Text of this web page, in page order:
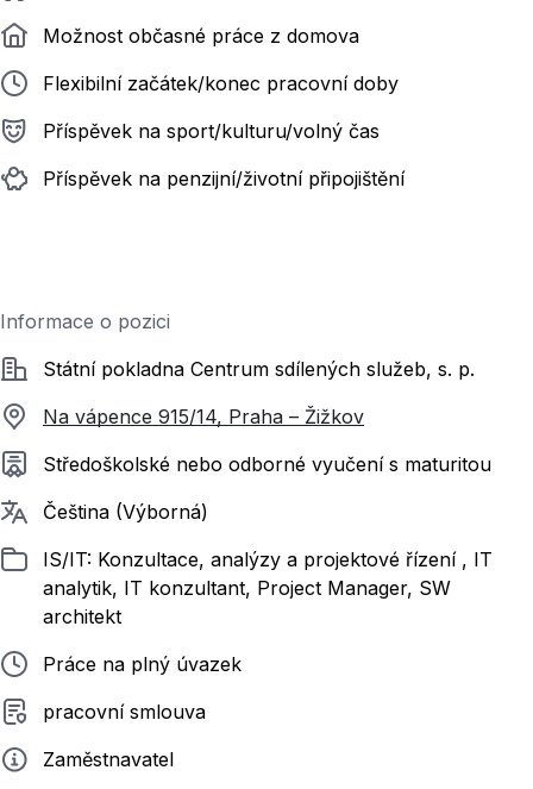
Možnost občasné práce z domova
Flexibilní začátek/konec pracovní doby
Příspěvek na sport/kulturu/volný čas
Příspěvek na penzijní/životní připojištění
Informace o pozici
SpolečnostStátní pokladna Centrum sdílených služeb, s. p.
Na vápence 915/14, Praha – Žižkov
Požadované vzdělání
Středoškolské nebo odborné vyučení s maturitou
Požadované jazyky
Čeština (Výborná)
ZařazenoIS/IT: Konzultace, analýzy a projektové řízení , IT
analytik, IT konzultant, Project Manager, SW
architekt
Typ pracovního poměru
Práce na plný úvazek
Typ smluvního vztahu
pracovní smlouva
ZadavatelZaměstnavatel